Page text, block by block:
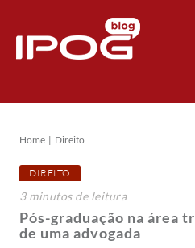
Home Direito
DIREITO
3 minutosde leitura
Pós-graduação na área
de uma advogada